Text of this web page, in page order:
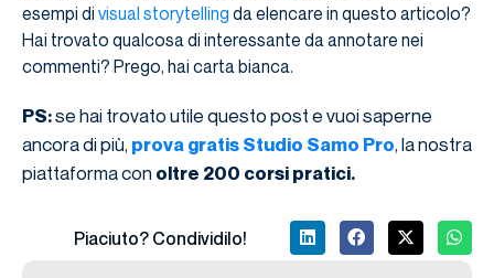
esempi di visual storytelling da elencare in questo articolo?
Hai trovato qualcosa di interessante da annotare nei
commenti? Prego, hai carta bianca.
PS:se hai trovato utile questo post e vuoi saperne
ancora di più, prova gratis Studio Samo Pro, la nostra
piattaforma con oltre 200 corsi pratici.
Piaciuto? Condividilo!